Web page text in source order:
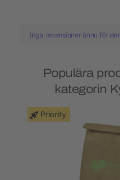
Inga recensioner ännu för
Populära
kategorin
Priority